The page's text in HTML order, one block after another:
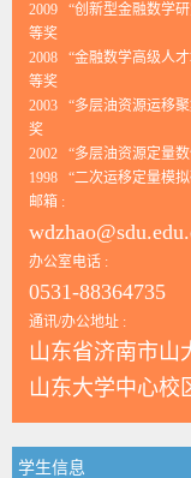
2009 “创新型金融数学
等奖
2008 “金融数学高级人
等奖
2003 “多层油资源运移
奖
2002 “多层油资源定量
1998 “二次运移定量模
邮箱 :
办公室电话 :
0531-88364735
通讯/办公地址 :
山东省济南市山
山东大学中心校
学生信息